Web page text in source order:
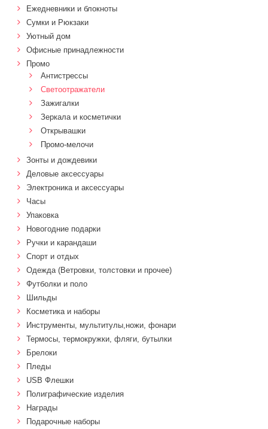
Ежедневники и блокноты
Сумки и Рюкзаки
Уютный дом
Офисные принадлежности
Промо
Антистрессы
Светоотражатели
Зажигалки
Зеркала и косметички
Открывашки
Промо-мелочи
Зонты и дождевики
Деловые аксессуары
Электроника и аксессуары
Часы
Упаковка
Новогодние подарки
Ручки и карандаши
Спорт и отдых
Одежда (Ветровки, толстовки и прочее)
Футболки и поло
Шильды
Косметика и наборы
Инструменты, мультитулы,ножи, фонари
Термосы, термокружки, фляги, бутылки
Брелоки
Пледы
USB Флешки
Полиграфические изделия
Награды
Подарочные наборы